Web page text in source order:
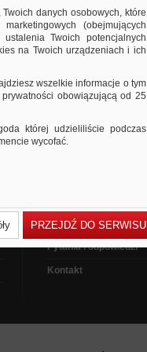
Filmy instruktażowe
Pytania i odpowiedzi
Kontakt
danych osobowych, które
(obejmujących
Twoich potencjalnych
na Twoich urządzeniach i ich
wszelkie informacje o tym
obowiązującą od 25
której udzieliliście podczas
wycofać.
PRZEJDŹ DO SERWISU